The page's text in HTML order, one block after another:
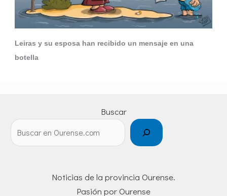
Leiras y su esposa han recibido un mensaje en una
botella
Buscar
Noticias de la provincia Ourense.
Pasión por Ourense